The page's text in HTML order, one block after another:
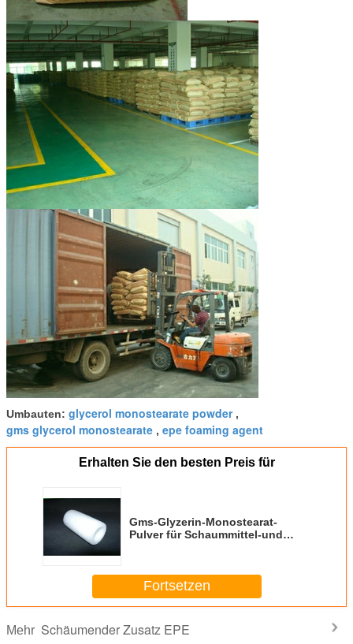
Umbauten: glycerol monostearate powder,
gms glycerol monostearate , epe foaming agent
Erhalten Sie den besten Preis für
Gms-Glyzerin-Monostearat-
Pulver für Schaummittel-und
Fortsetzen
Mehr Schäumender Zusatz EPE